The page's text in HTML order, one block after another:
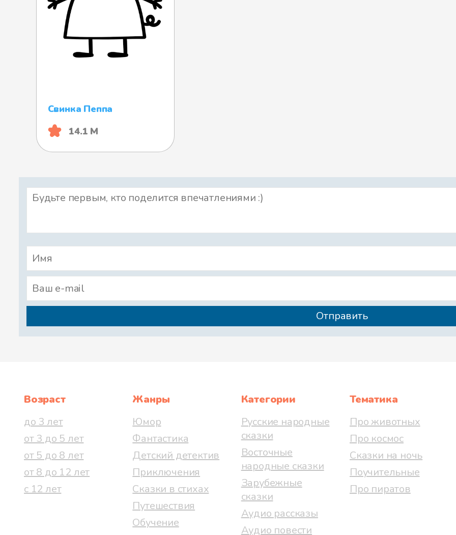
Свинка Пеппа
14.1 М
Возраст
до 3 лет
от 3 до 5 лет
от 5 до 8 лет
от 8 до 12 лет
с 12 лет
Жанры
Юмор
Фантастика
Детский детектив
Приключения
Сказки в стихах
Путешествия
Обучение
Категории
Русские народные
сказки
Восточные
народные сказки
Зарубежные
сказки
Аудио рассказы
Аудио повести
Тематика
Про животных
Про космос
Сказки на ночь
Поучительные
Про пиратов